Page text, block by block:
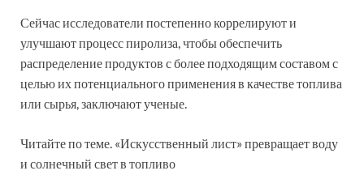
Сейчас исследователи постепенно коррелируют и
улучшают процесс пиролиза, чтобы обеспечить
распределение продуктов с более подходящим составом с
целью их потенциального применения в качестве топлива
или сырья, заключают ученые.
Читайте по теме. «Искусственный лист» превращает воду
и солнечный свет в топливо